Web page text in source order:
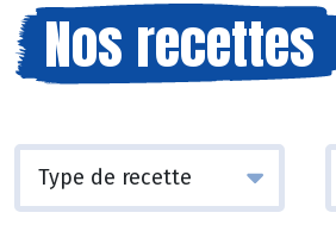
Nos recettes